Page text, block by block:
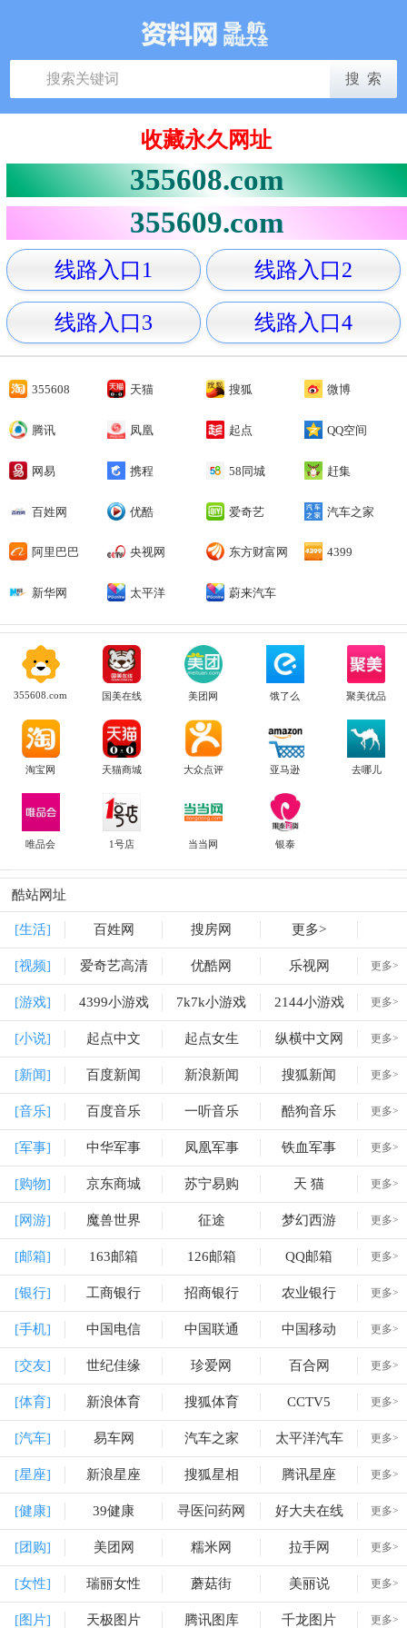
收藏永久网址
355608.com
355609.com
线路入口1 线路入口2
线路入口3 线路入口4
355608 天猫 搜狐 微博
腾讯 凤凰 起点 QQ空间
网易 携程 58同城 赶集
百姓网 优酷 爱奇艺 汽车之家
阿里巴巴 央视网 东方财富网 4399
新华网 太平洋 蔚来汽车
355608.com 国美在线 美团网 饿了么 聚美优品
淘宝网 天猫商城 大众点评 亚马逊 去哪儿
唯品会 1号店 当当网 银泰
酷站网址
[生活] 百姓网 搜房网 更多>
[视频] 爱奇艺高清 优酷网 乐视网 更多>
[游戏] 4399小游戏 7k7k小游戏 2144小游戏 更多>
[小说] 起点中文 起点女生 纵横中文网 更多>
[新闻] 百度新闻 新浪新闻 搜狐新闻 更多>
[音乐] 百度音乐 一听音乐 酷狗音乐 更多>
[军事] 中华军事 凤凰军事 铁血军事 更多>
[购物] 京东商城 苏宁易购 天 猫 更多>
[网游] 魔兽世界 征途 梦幻西游 更多>
[邮箱] 163邮箱 126邮箱 QQ邮箱 更多>
[银行] 工商银行 招商银行 农业银行 更多>
[手机] 中国电信 中国联通 中国移动 更多>
[交友] 世纪佳缘 珍爱网 百合网 更多>
[体育] 新浪体育 搜狐体育 CCTV5 更多>
[汽车] 易车网 汽车之家 太平洋汽车 更多>
[星座] 新浪星座 搜狐星相 腾讯星座 更多>
[健康] 39健康 寻医问药网 好大夫在线 更多>
[团购] 美团网 糯米网 拉手网 更多>
[女性] 瑞丽女性 蘑菇街 美丽说 更多>
[图片] 天极图片 腾讯图库 千龙图片 更多>